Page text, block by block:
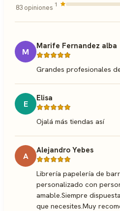
83 opiniones 1
M
Marife Fernandez alba
Grandes profesionales
E
Elisa
Ojalá más tiendas así
A
Alejandro Yebes
Librería papelería de
personalizado con
amable.Siempre
que necesites.Muy